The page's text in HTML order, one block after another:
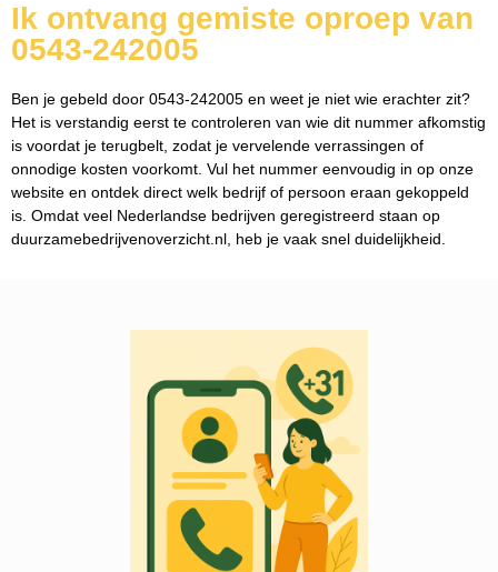
Ik ontvang gemiste oproep van
0543-242005
Ben je gebeld door 0543-242005 en weet je niet wie erachter zit?
Het is verstandig eerst te controleren van wie dit nummer afkomstig
is voordat je terugbelt, zodat je vervelende verrassingen of
onnodige kosten voorkomt. Vul het nummer eenvoudig in op onze
website en ontdek direct welk bedrijf of persoon eraan gekoppeld
is. Omdat veel Nederlandse bedrijven geregistreerd staan op
duurzamebedrijvenoverzicht.nl, heb je vaak snel duidelijkheid.